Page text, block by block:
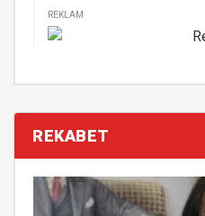
REKLAM
REKABET